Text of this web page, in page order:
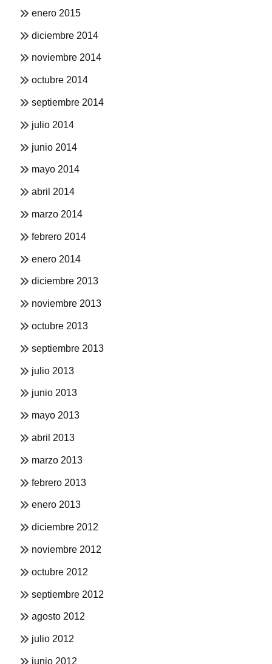
enero 2015
diciembre 2014
noviembre 2014
octubre 2014
septiembre 2014
julio 2014
junio 2014
mayo 2014
abril 2014
marzo 2014
febrero 2014
enero 2014
diciembre 2013
noviembre 2013
octubre 2013
septiembre 2013
julio 2013
junio 2013
mayo 2013
abril 2013
marzo 2013
febrero 2013
enero 2013
diciembre 2012
noviembre 2012
octubre 2012
septiembre 2012
agosto 2012
julio 2012
junio 2012